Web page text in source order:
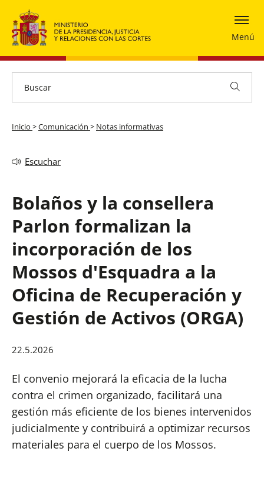
Menú
Inicio >Comunicación > Notas informativas
Escuchar
Bolaños y la consellera
Parlon formalizan la
incorporación de los
Mossos d'Esquadra a la
Oficina de Recuperación y
Gestión de Activos (ORGA)
22.5.2026
El convenio mejorará la eficacia de la lucha
contra el crimen organizado, facilitará una
gestión más eficiente de los bienes intervenidos
judicialmente y contribuirá a optimizar recursos
materiales para el cuerpo de los Mossos.